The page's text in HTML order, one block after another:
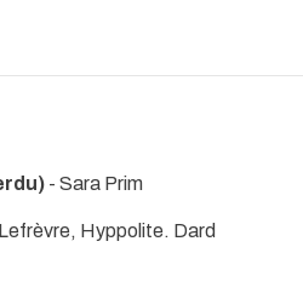
- Sara Prim
Hyppolite. Dard